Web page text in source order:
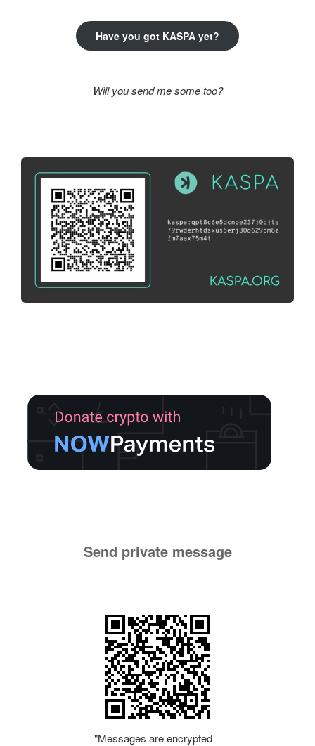
Have you got KASPA yet?
Will you send me some too?
Send private message
"Messages are encrypted